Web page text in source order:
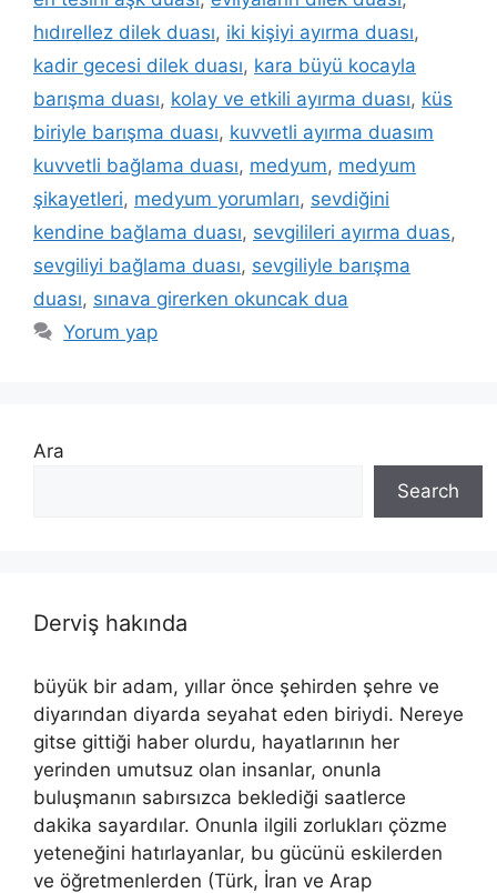
hıdırellez dilek duası, iki kişiyi ayırma duası,
kadir gecesi dilek duası, kara büyü kocayla
barışma duası, kolay ve etkili ayırma duası, küs
biriyle barışma duası, kuvvetli ayırma duasım
kuvvetli bağlama duası, medyum, medyum
şikayetleri, medyum yorumları, sevdiğini
kendine bağlama duası, sevgilileri ayırma duas,
sevgiliyi bağlama duası, sevgiliyle barışma
duası, sınava girerken okuncak dua
Yorum yap
Ara
Search
Derviş hakında
büyük bir adam, yıllar önce şehirden şehre ve
diyarından diyarda seyahat eden biriydi. Nereye
gitse gittiği haber olurdu, hayatlarının her
yerinden umutsuz olan insanlar, onunla
buluşmanın sabırsızca beklediği saatlerce
dakika sayardılar. Onunla ilgili zorlukları çözme
yeteneğini hatırlayanlar, bu gücünü eskilerden
ve öğretmenlerden (Türk, İran ve Arap